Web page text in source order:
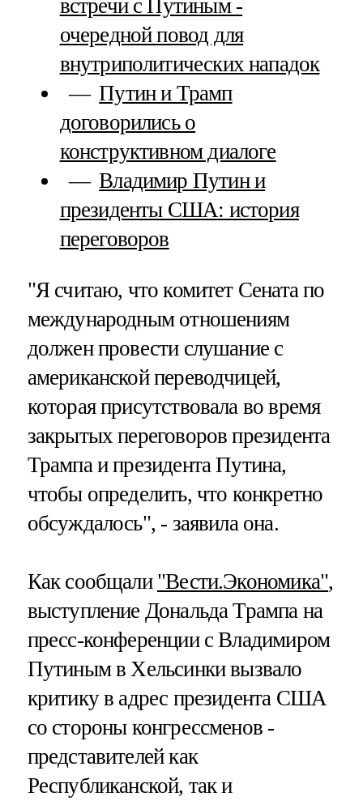
встречи с Путиным -
очередной повод для
внутриполитических нападок
Путин и Трамп
договорились о
конструктивном диалоге
Владимир Путин и
президенты США: история
переговоров
"Я считаю, что комитет Сената по
международным отношениям
должен провести слушание с
американской переводчицей,
которая присутствовала во время
закрытых переговоров президента
Трампа и президента Путина,
чтобы определить, что конкретно
обсуждалось", - заявила она.
Как сообщали "Вести.Экономика",
выступление Дональда Трампа на
пресс-конференции с Владимиром
Путиным в Хельсинки вызвало
критику в адрес президента США
со стороны конгрессменов -
представителей как
Республиканской, так и